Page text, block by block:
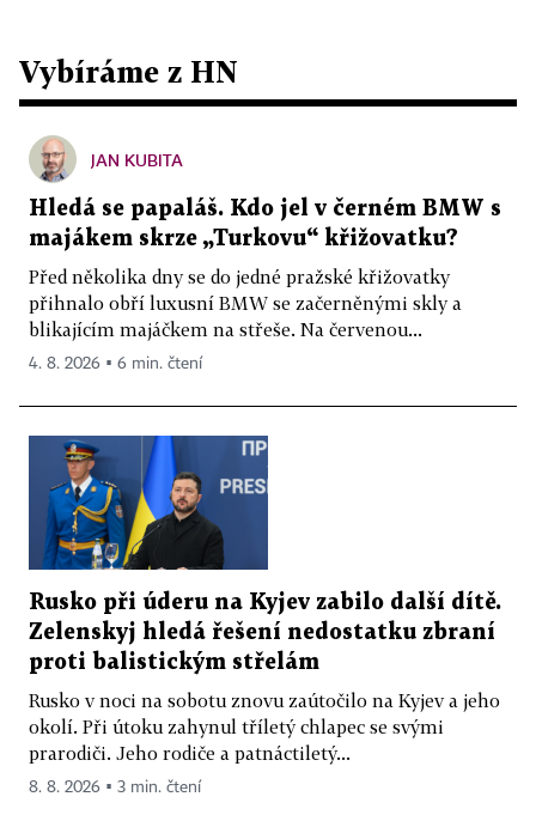
Vybíráme z HN
JAN KUBITA
Hledá se papaláš. Kdo jel v černém BMW s
majákem skrze „Turkovu“ křižovatku?
Před několika dny se do jedné pražské křižovatky
přihnalo obří luxusní BMW se začerněnými skly a
blikajícím majáčkem na střeše. Na červenou...
4. 8. 2026 ▪ 6 min. čtení
Rusko při úderu na Kyjev zabilo další dítě.
Zelenskyj hledá řešení nedostatku zbraní
proti balistickým střelám
Rusko v noci na sobotu znovu zaútočilo na Kyjev a jeho
okolí. Při útoku zahynul tříletý chlapec se svými
prarodiči. Jeho rodiče a patnáctiletý...
8. 8. 2026 ▪ 3 min. čtení